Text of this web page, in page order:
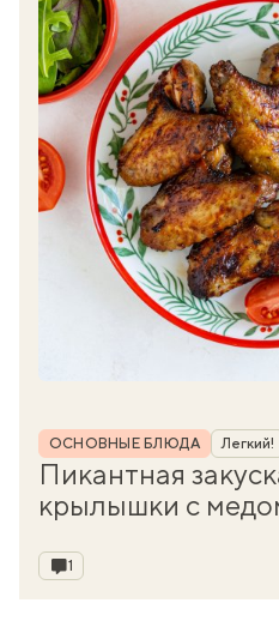
Рубрика
ОСНОВНЫЕ БЛЮДА Легкий!
Пикантная
крылышки с
Комментарии
1